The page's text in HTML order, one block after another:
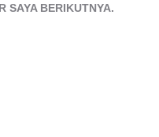
SAYA BERIKUTNYA.